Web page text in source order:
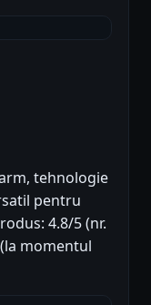
tehnologie
pentru
4.8/5 (nr.
momentul